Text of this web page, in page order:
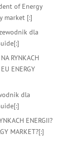
of Energy
market [:]
dla
RYNKACH
ENERGY
dla
ENERGII?
MARKET?[:]